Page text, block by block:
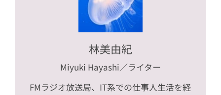
林美由紀
Miyuki Hayashi／ライター
FMラジオ放送局、IT系での仕事人生活を経